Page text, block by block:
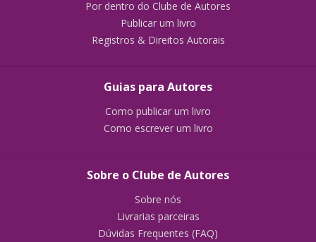
Por dentro do Clube de Autores
Publicar um livro
Registros & Direitos Autorais
Guias para Autores
Como publicar um livro
Como escrever um livro
Sobre o Clube de Autores
Sobre nós
Livrarias parceiras
Dúvidas Frequentes (FAQ)